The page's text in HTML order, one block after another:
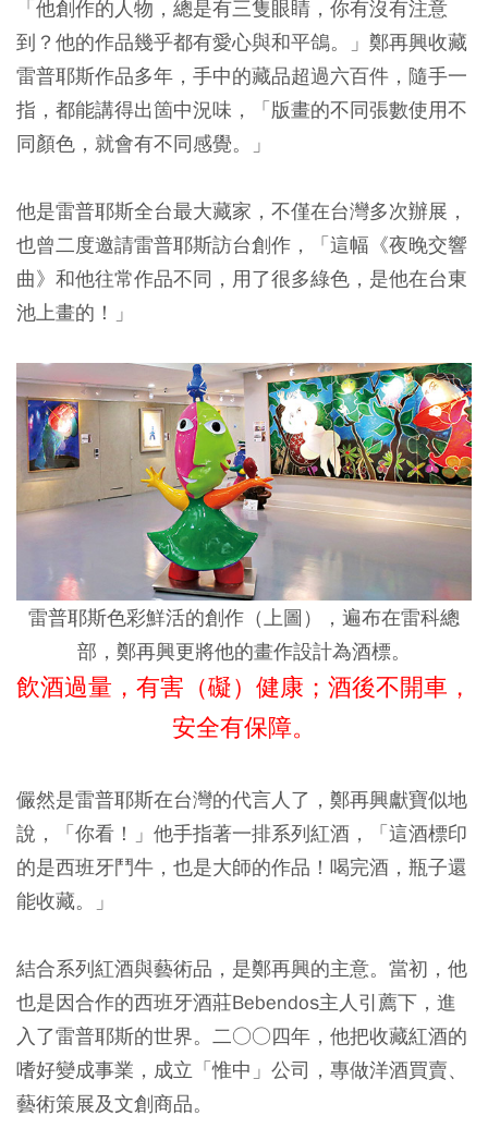
「他創作的人物，總是有三隻眼睛，你有沒有注意
到？他的作品幾乎都有愛心與和平鴿。」鄭再興收藏
雷普耶斯作品多年，手中的藏品超過六百件，隨手一
指，都能講得出箇中況味，「版畫的不同張數使用不
同顏色，就會有不同感覺。」
他是雷普耶斯全台最大藏家，不僅在台灣多次辦展，
也曾二度邀請雷普耶斯訪台創作，「這幅《夜晚交響
曲》和他往常作品不同，用了很多綠色，是他在台東
池上畫的！」
雷普耶斯色彩鮮活的創作（上圖），遍布在雷科總
部，鄭再興更將他的畫作設計為酒標。
飲酒過量，有害（礙）健康；酒後不開車，
安全有保障。
儼然是雷普耶斯在台灣的代言人了，鄭再興獻寶似地
說，「你看！」他手指著一排系列紅酒，「這酒標印
的是西班牙鬥牛，也是大師的作品！喝完酒，瓶子還
能收藏。」
結合系列紅酒與藝術品，是鄭再興的主意。當初，他
也是因合作的西班牙酒莊Bebendos主人引薦下，進
入了雷普耶斯的世界。二○○四年，他把收藏紅酒的
嗜好變成事業，成立「惟中」公司，專做洋酒買賣、
藝術策展及文創商品。